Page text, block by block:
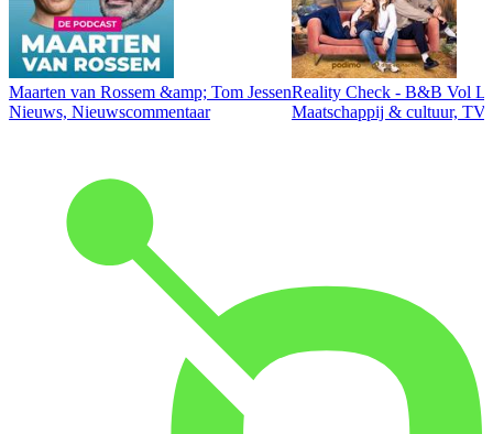
Maarten van Rossem &amp; Tom Jessen
Nieuws, Nieuwscommentaar
Reality Check - B&B Vol
Maatschappij & cultuur,